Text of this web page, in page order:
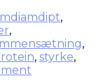
amdipt,
,
,
, styrke,